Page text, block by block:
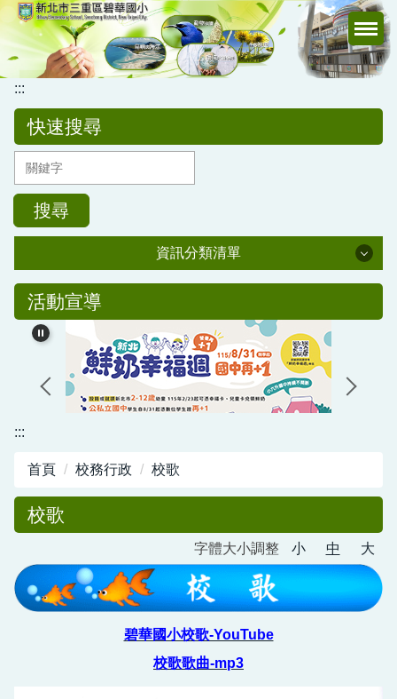
跳
到
主
要
區
:::
快速搜尋
搜尋
資訊分類清單
公務專區
校務行政
公告訊息
資訊中心
活動宣導
:::
首頁 校務行政 校歌
校歌
字體大小調整 小 中 大
碧華國小校歌-YouTube
校歌歌曲-mp3